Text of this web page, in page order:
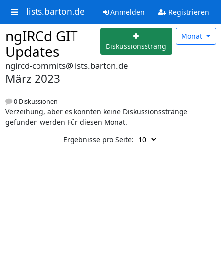
lists.barton.de Anmelden Registrieren
ngIRCd GIT
Updates
Diskussionsstrang
Monat
ngircd-commits@lists.barton.de
März 2023
0 Diskussionen
Verzeihung, aber es konnten keine Diskussionsstränge
gefunden werden Für diesen Monat.
Ergebnisse pro Seite: